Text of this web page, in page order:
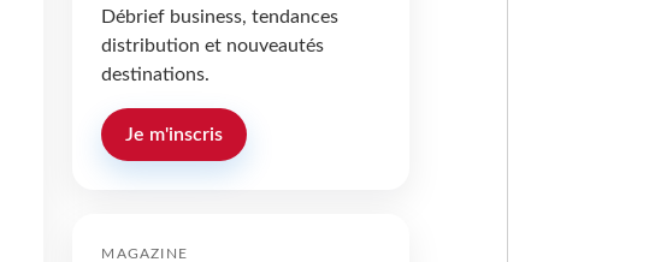
Débrief business, tendances
distribution et nouveautés
destinations.
Je m'inscris
MAGAZINE